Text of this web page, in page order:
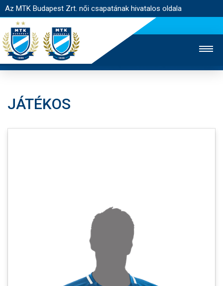
Az MTK Budapest Zrt. női csapatának hivatalos oldala
MÉRKŐZÉSEK
JELENTKEZÉS
JÁTÉKOS